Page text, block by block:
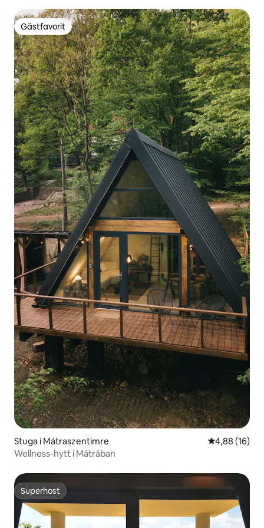
Gästfavorit
Gästfavorit
Stuga i Mátraszentimre 4,88 av 5 i
4,88 (16)
Wellness-hytt i Mátrában
Superhost
Superhost